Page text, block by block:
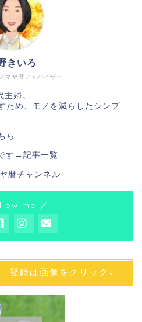
マヤ暦アドバイザー
きいろ
婦。
ため、モノを減らしたシンプ
ら
す→ 記事一覧
暦チャンネル
me ／
登録は画像をクリック↓